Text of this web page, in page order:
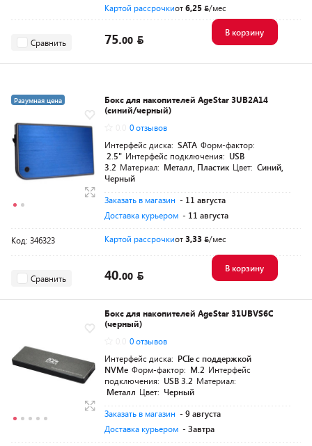
Картой рассрочкиот6,25 /мес
Сравнить 75.00
В корзину
Разумная цена
Бокс для накопителей AgeStar 3UB2A14
(синий/черный)
0 отзывов
Интерфейс диска: SATA Форм-фактор:
2.5" Интерфейс подключения: USB
3.2 Материал: Металл, Пластик Цвет: Синий,
Черный
Заказать в магазин - 11 августа
Доставка курьером - 11 августа
Код: 346323 Картой рассрочкиот3,33 /мес
Сравнить 40.00
В корзину
Бокс для накопителей AgeStar 31UBVS6C
(черный)
0 отзывов
Интерфейс диска: PCIe с поддержкой
NVMe Форм-фактор: M.2 Интерфейс
подключения: USB 3.2 Материал:
Металл Цвет: Черный
Заказать в магазин - 9 августа
Доставка курьером - Завтра